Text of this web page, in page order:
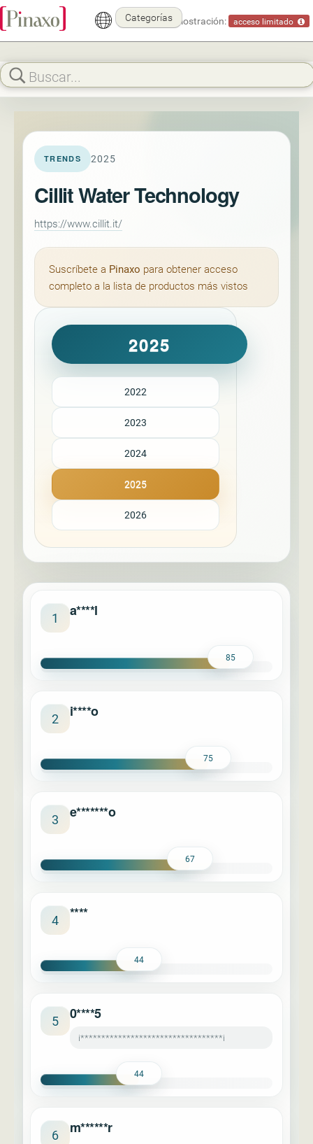
Modo demostración: acceso limitado
Categorías
TRENDS 2025
Cillit Water Technology
https://www.cillit.it/
Suscríbete a Pinaxo para obtener acceso
completo a la lista de productos más vistos
2025
2022
2023
2024
2025
2026
1 a****l
85
2 i****o
75
3 e*******o
67
4 ****
44
5 0****5
i**********************************i
44
6 m******r